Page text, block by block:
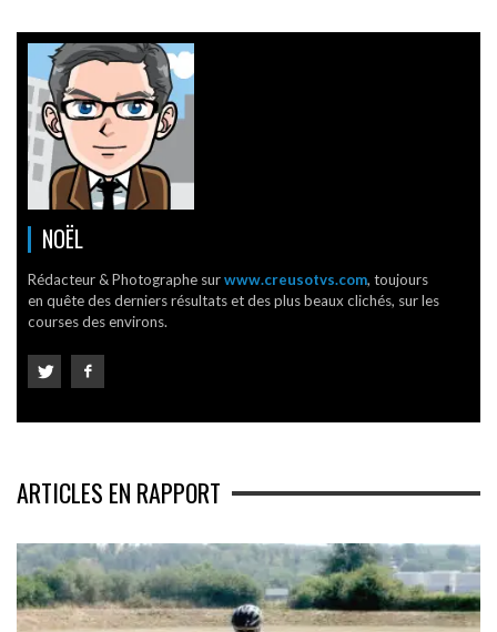
NOËL
Rédacteur & Photographe surwww.creusotvs.com, toujours
en quête des derniers résultats et des plus beaux clichés, sur les
courses des environs.
ARTICLES EN RAPPORT